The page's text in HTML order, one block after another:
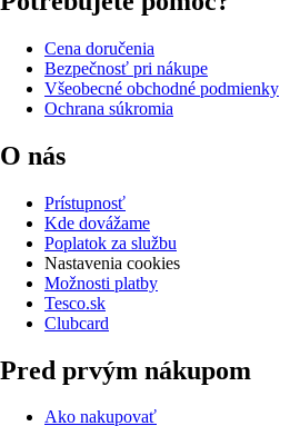
Cena doručenia
Bezpečnosť pri nákupe
Všeobecné obchodné podmienky
Ochrana súkromia
O nás
Prístupnosť
Kde dovážame
Poplatok za službu
Nastavenia cookies
Možnosti platby
Tesco.sk
Clubcard
Pred prvým nákupom
Ako nakupovať